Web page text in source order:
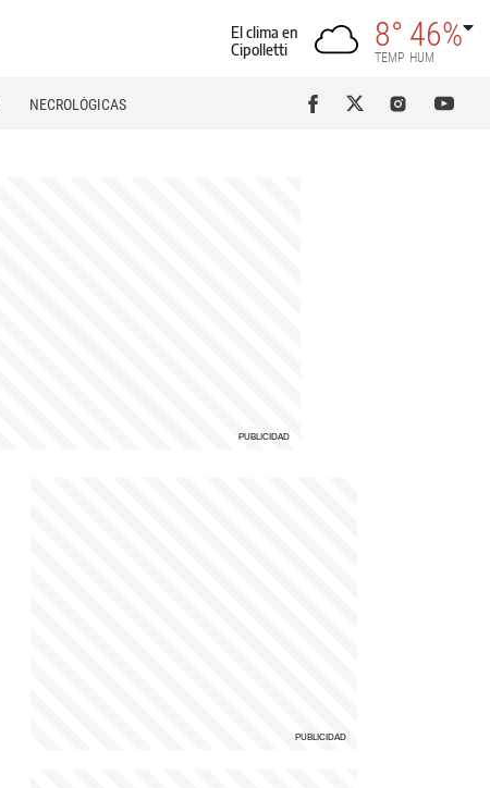
El clima en
Cipolletti
8°
TEMP
46%
HUM
NECROLÓGICAS